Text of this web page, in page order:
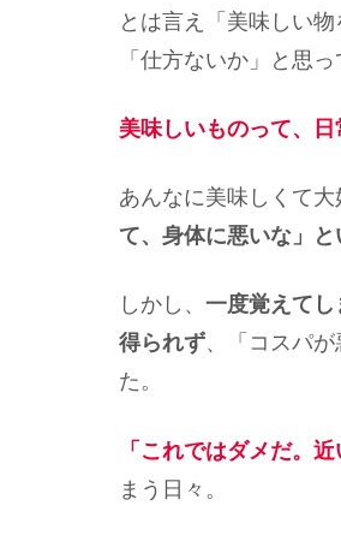
とは言え「美味しい
「仕方ないか」と思
美味しいものって、
あんなに美味しくて大
て、身体に悪いな」と
しかし、 一度覚えて
得られず、「コスパ
た。
「これではダメだ。
まう日々。